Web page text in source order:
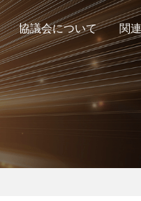
協議会について
入会案内＆お問合
ア
関